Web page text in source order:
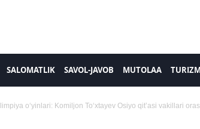
SALOMATLIK SAVOL-JAVOB MUTOLAA TURIZM
oʻyinlari: Komiljon Toʻxtayev Osiyo qitʼasi vakillari